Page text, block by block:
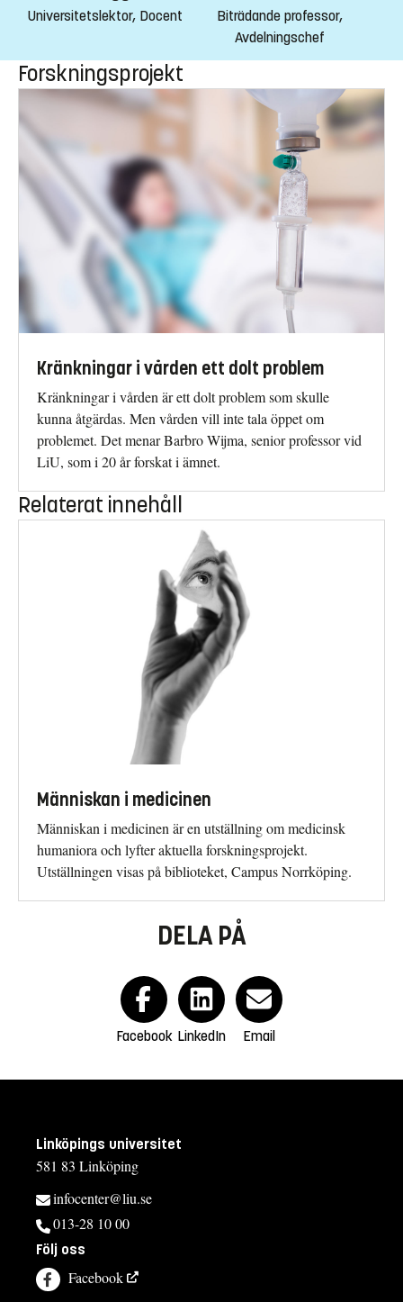
Universitetslektor, Docent
Biträdande professor,
Avdelningschef
Forskningsprojekt
Kränkningar i vården ett dolt problem
Kränkningar i vården är ett dolt problem som skulle
kunna åtgärdas. Men vården vill inte tala öppet om
problemet. Det menar Barbro Wijma, senior professor vid
LiU, som i 20 år forskat i ämnet.
Relaterat innehåll
Människan i medicinen
Människan i medicinen är en utställning om medicinsk
humaniora och lyfter aktuella forskningsprojekt.
Utställningen visas på biblioteket, Campus Norrköping.
DELA PÅ
Facebook LinkedIn Email
Linköpings universitet
581 83 Linköping
infocenter@liu.se
013-28 10 00
Följ oss
Facebook